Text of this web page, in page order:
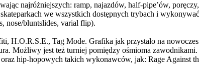
najróżniejszych: ramp, najazdów, half-pipe’ów,
we wszystkich dostępnych trybach i
nose/bluntslides, varial flip).
H.O.R.S.E., Tag Mode. Grafika jak przystało na
Możliwy jest też turniej pomiędzy ośmioma
hip-hopowych takich wykonawców, jak: Rage Against